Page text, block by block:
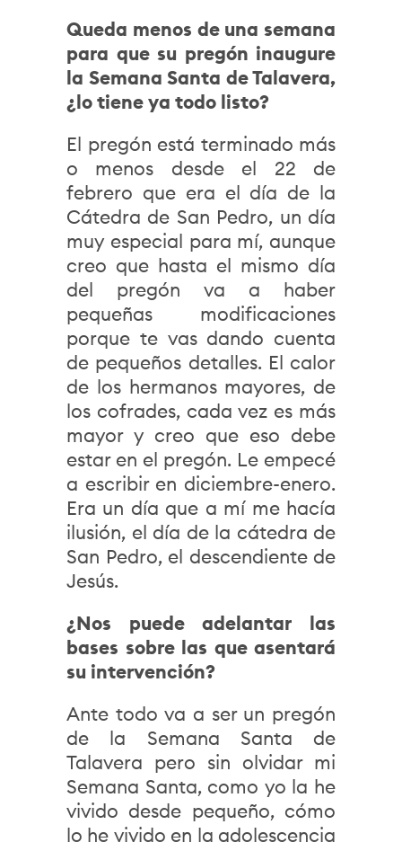
Queda menos de una semana
para que su pregón inaugure
la Semana Santa de Talavera,
¿lo tiene ya todo listo?
El pregón está terminado más
o menos desde el 22 de
febrero que era el día de la
Cátedra de San Pedro, un día
muy especial para mí, aunque
creo que hasta el mismo día
del pregón va a haber
pequeñas modificaciones
porque te vas dando cuenta
de pequeños detalles. El calor
de los hermanos mayores, de
los cofrades, cada vez es más
mayor y creo que eso debe
estar en el pregón. Le empecé
a escribir en diciembre-enero.
Era un día que a mí me hacía
ilusión, el día de la cátedra de
San Pedro, el descendiente de
Jesús.
¿Nos puede adelantar las
bases sobre las que asentará
su intervención?
Ante todo va a ser un pregón
de la Semana Santa de
Talavera pero sin olvidar mi
Semana Santa, como yo la he
vivido desde pequeño, cómo
lo he vivido en la adolescencia